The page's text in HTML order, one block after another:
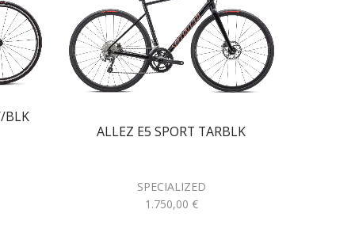
BLK
ALLEZ E5 SPORT TARBLK
SPECIALIZED
1.750,00 €